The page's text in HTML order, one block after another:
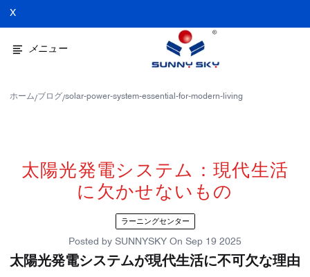
X
メニュー
ホーム/ブログ/solar-power-system-essential-for-modern-living
太陽光発電システム：現代生活
に欠かせないもの
ラーニングセンター
Posted by SUNNYSKY On Sep 19 2025
太陽光発電システムが現代生活に不可欠な理由